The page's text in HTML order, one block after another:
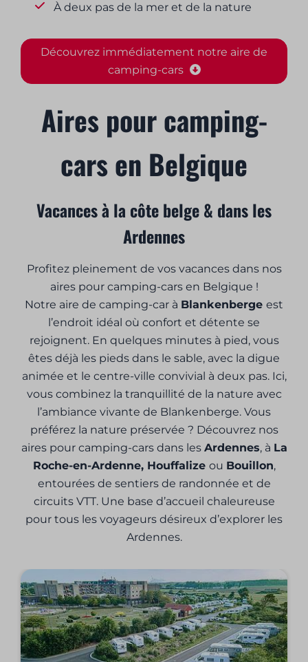
À deux pas de la mer et de la nature
Découvrez immédiatement notre aire de
camping-cars
Aires pour camping-
cars en Belgique
Vacances à la côte belge & dans les
Ardennes
Profitez pleinement de vos vacances dans nos
aires pour camping-cars en Belgique !
Notre aire de camping-car à Blankenberge est
l’endroit idéal où confort et détente se
rejoignent. En quelques minutes à pied, vous
êtes déjà les pieds dans le sable, avec la digue
animée et le centre-ville convivial à deux pas. Ici,
vous combinez la tranquillité de la nature avec
l’ambiance vivante de Blankenberge. Vous
préférez la nature préservée ? Découvrez nos
aires pour camping-cars dans les Ardennes, à La
Roche-en-Ardenne, Houffalize ou Bouillon,
entourées de sentiers de randonnée et de
circuits VTT. Une base d’accueil chaleureuse
pour tous les voyageurs désireux d’explorer les
Ardennes.